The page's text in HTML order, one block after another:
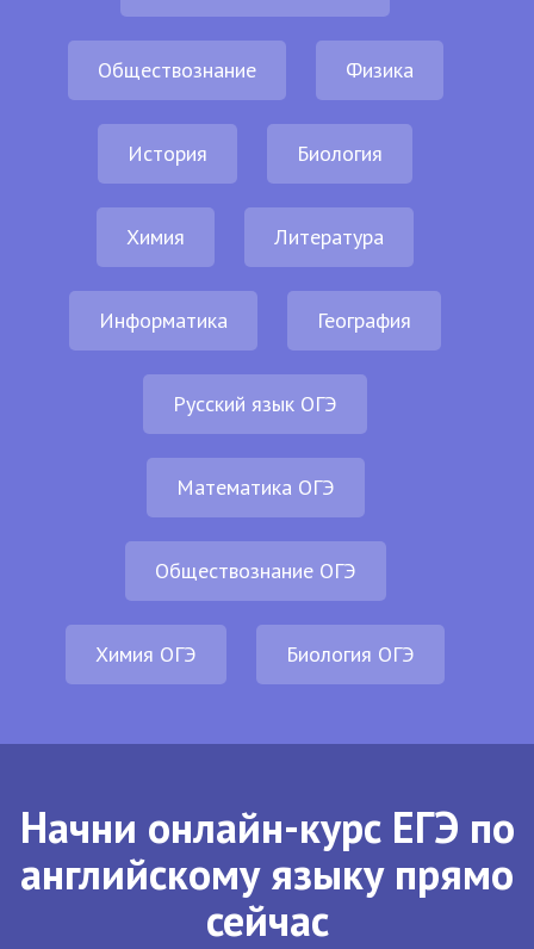
Обществознание Физика
История Биология
Химия Литература
Информатика География
Русский язык ОГЭ
Математика ОГЭ
Обществознание ОГЭ
Химия ОГЭ Биология ОГЭ
Начни онлайн-курс ЕГЭ по
английскому языку прямо
сейчас